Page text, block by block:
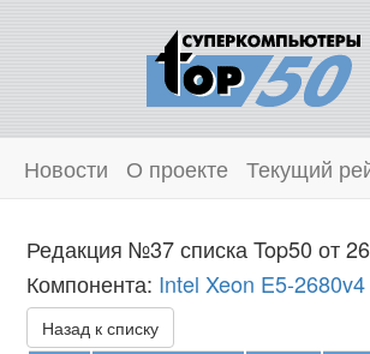
Новости О проекте Текущий
Редакция №37 списка Top50 от
Компонента: Intel Xeon E5-2680v4
Назад к списку